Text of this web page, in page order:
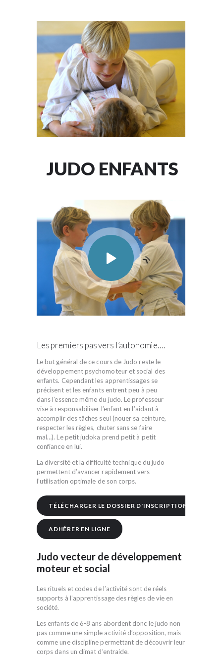
JUDO ENFANTS
Les premiers pas vers l’autonomie….
Le but général de ce cours de Judo reste le
développement psychomoteur et social des
enfants. Cependant les apprentissages se
précisent et les enfants entrent peu à peu
dans l’essence même du judo. Le professeur
vise à responsabiliser l’enfant en l’aidant à
accomplir des tâches seul (nouer sa ceinture,
respecter les règles, chuter sans se faire
mal…). Le petit judoka prend petit à petit
confiance en lui.
La diversité et la difficulté technique du judo
permettent d’avancer rapidement vers
l’utilisation optimale de son corps.
TÉLÉCHARGER LE DOSSIER D'INSCRIPTION
ADHÉRER EN LIGNE
Judo vecteur de développement
moteur et social
Les rituels et codes de l’activité sont de réels
supports à l’apprentissage des règles de vie en
société.
Les enfants de 6-8 ans abordent donc le judo non
pas comme une simple activité d’opposition, mais
comme une discipline permettant de découvrir leur
corps dans un climat d’entraide.